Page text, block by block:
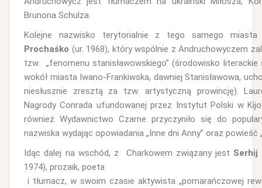
Brunona Schulza.
Kolejne nazwisko terytorialnie z tego samego
Prochaśko (ur. 1968), który wspólnie z Andruchowyczem
tzw. „fenomenu stanisławowskiego” (środowisko literackie
wokół miasta Iwano-Frankiwska, dawniej Stanisławowa,
niesłusznie zresztą za tzw. artystyczną prowincję).
Nagrody Conrada ufundowanej przez Instytut Polski w
również Wydawnictwo Czarne przyczyniło się do
nazwiska wydając opowiadania „Inne dni Anny” oraz powieść
Idąc dalej na wschód, z Charkowem związany jest Serhij
1974), prozaik, poeta
i tłumacz, w swoim czasie aktywista „pomarańczowej